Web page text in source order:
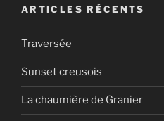
ARTICLES RÉCENTS
Traversée
Sunset creusois
La chaumière de Granier